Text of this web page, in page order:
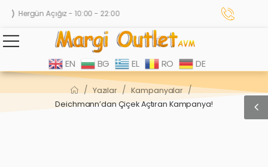
Hergün Açığız - 10:00 - 22:00
EN BG EL RO DE
/ Yazılar / Kampanyalar /
Deichmann’dan Çiçek Açtıran Kampanya!